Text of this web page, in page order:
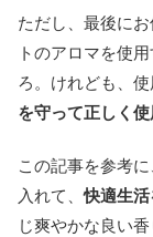
ただし、最後に
トのアロマを使
ろ。けれども、
を守って正しく使
この記事を参考
入れて、快適生活
じ爽やかな良い香